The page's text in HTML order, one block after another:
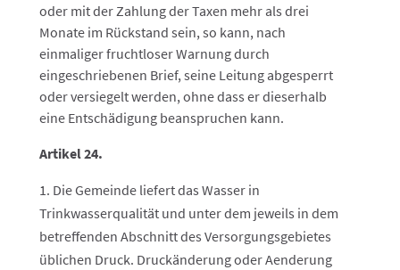
oder mit der Zahlung der Taxen mehr als drei
Monate im Rückstand sein, so kann, nach
einmaliger fruchtloser Warnung durch
eingeschriebenen Brief, seine Leitung abgesperrt
oder versiegelt werden, ohne dass er dieserhalb
eine Entschädigung beanspruchen kann.
Artikel 24.
Die Gemeinde liefert das Wasser in
Trinkwasserqualität und unter dem jeweils in dem
betreffenden Abschnitt des Versorgungsgebietes
üblichen Druck. Druckänderung oder Aenderung